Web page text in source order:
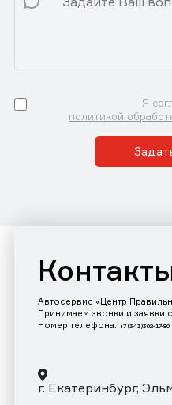
Я
политикой
Автосервис «Центр
Принимаем звонки и
Номер телефона: +7 (343)302-17-80
г. Екатеринбург,